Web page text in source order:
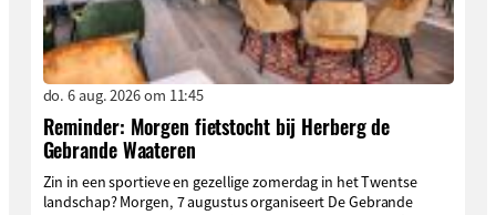
do. 6 aug. 2026 om 11:45
Reminder: Morgen fietstocht bij Herberg de
Gebrande Waateren
Zin in een sportieve en gezellige zomerdag in het Twentse
landschap? Morgen, 7 augustus organiseert De Gebrande